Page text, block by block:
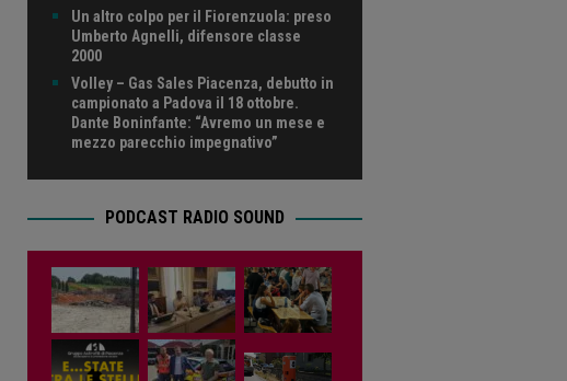
Un altro colpo per il Fiorenzuola: preso
Umberto Agnelli, difensore classe
2000
Volley – Gas Sales Piacenza, debutto in
campionato a Padova il 18 ottobre.
Dante Boninfante: “Avremo un mese e
mezzo parecchio impegnativo”
PODCAST RADIO SOUND